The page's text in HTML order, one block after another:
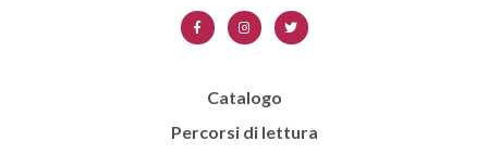
Catalogo
Percorsi di lettura